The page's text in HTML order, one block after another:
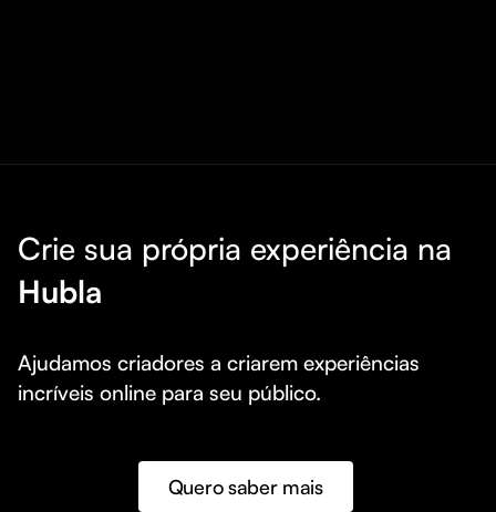
Crie sua própria experiência na
Hubla
Ajudamos criadores a criarem experiências
incríveis online para seu público.
Quero saber mais